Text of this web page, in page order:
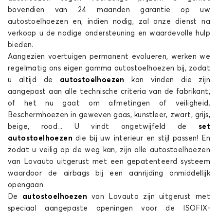
Stoelhoezen voor FIAT PANDA
PUNTO
Stoelhoezen voor FIAT PUNTO
bovendien van 24 maanden garantie op uw
autostoelhoezen en, indien nodig, zal onze dienst na
verkoop u de nodige ondersteuning en waardevolle hulp
bieden.
Aangezien voertuigen permanent evolueren, werken we
regelmatig ons eigen gamma autostoelhoezen bij, zodat
u altijd de autostoelhoezen
kan vinden die zijn
aangepast aan alle technische criteria van de fabrikant,
of het nu gaat om afmetingen of veiligheid.
Beschermhoezen in geweven gaas, kunstleer, zwart, grijs,
beige, rood... U vindt ongetwijfeld de set
autostoelhoezendie bij uw interieur en stijl passen! En
zodat u veilig op de weg kan, zijn alle autostoelhoezen
van Lovauto uitgerust met een gepatenteerd systeem
waardoor de airbags bij een aanrijding onmiddellijk
opengaan.
De autostoelhoezenvan Lovauto zijn uitgerust met
speciaal aangepaste openingen voor de ISOFIX-